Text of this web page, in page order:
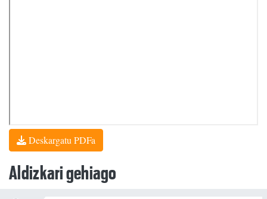
Deskargatu PDFa
Aldizkari gehiago